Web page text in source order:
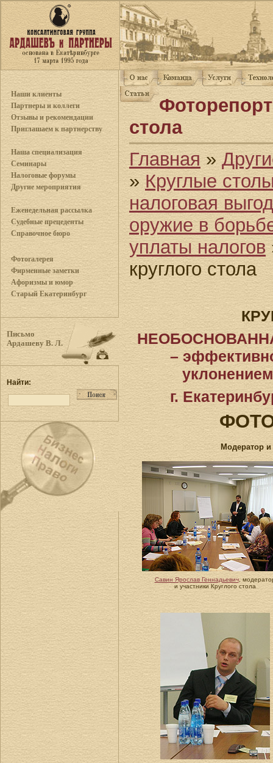
Наши клиенты
Партнеры и коллеги
Отзывы и рекомендации
Приглашаем к партнерству
Наша специализация
Семинары
Налоговые форумы
Другие мероприятия
Еженедельная рассылка
Судебные прецеденты
Справочное бюро
Фотогалерея
Фирменные заметки
Афоризмы и юмор
Старый Екатеринбург
Письмо
Ардашеву В. Л.
Найти:
стола
Главная »
» Круглые
налоговая
оружие в
уплаты налогов
круглого стола
–
г.
Модератор и
Савин Ярослав Геннадьевич,
и участники Круглого стола